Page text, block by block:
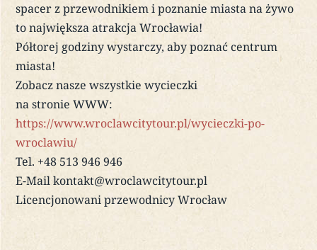
spacer z przewodnikiem i poznanie miasta na żywo
to największa atrakcja Wrocławia!
Półtorej godziny wystarczy, aby poznać centrum
miasta!
Zobacz nasze wszystkie wycieczki
na stronie WWW:
https://www.wroclawcitytour.pl/wycieczki-po-
wroclawiu/
Tel. +48 513 946 946
E-Mail kontakt@wroclawcitytour.pl
Licencjonowani przewodnicy Wrocław